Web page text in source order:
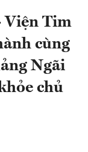
Viện Tim
cùng
Ngãi
chủ